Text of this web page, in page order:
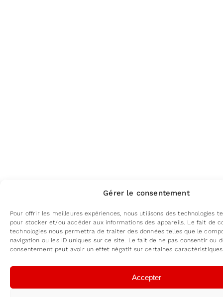
Gérer le consentement
Pour offrir les meilleures expériences, nous utilisons des technologies
pour stocker et/ou accéder aux informations des appareils. Le fait de
technologies nous permettra de traiter des données telles que le
navigation ou les ID uniques sur ce site. Le fait de ne pas consentir ou
consentement peut avoir un effet négatif sur certaines
Accepter